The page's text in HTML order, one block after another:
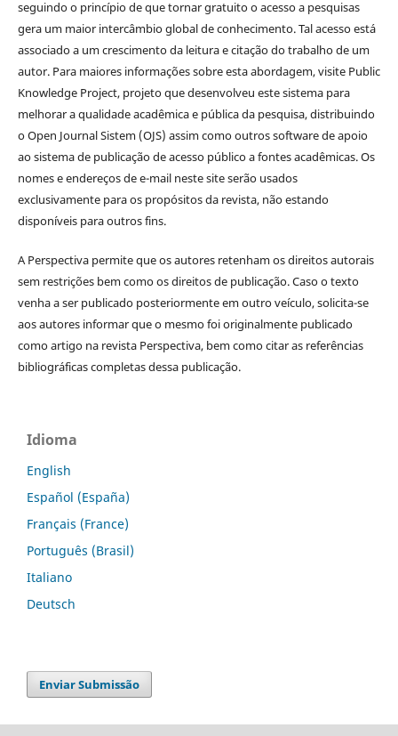
seguindo o princípio de que tornar gratuito o acesso a pesquisas
gera um maior intercâmbio global de conhecimento. Tal acesso está
associado a um crescimento da leitura e citação do trabalho de um
autor. Para maiores informações sobre esta abordagem, visite Public
Knowledge Project, projeto que desenvolveu este sistema para
melhorar a qualidade acadêmica e pública da pesquisa, distribuindo
o Open Journal Sistem (OJS) assim como outros software de apoio
ao sistema de publicação de acesso público a fontes acadêmicas. Os
nomes e endereços de e-mail neste site serão usados
exclusivamente para os propósitos da revista, não estando
disponíveis para outros fins.
A Perspectiva permite que os autores retenham os direitos autorais
sem restrições bem como os direitos de publicação. Caso o texto
venha a ser publicado posteriormente em outro veículo, solicita-se
aos autores informar que o mesmo foi originalmente publicado
como artigo na revista Perspectiva, bem como citar as referências
bibliográficas completas dessa publicação.
Idioma
English
Español (España)
Français (France)
Português (Brasil)
Italiano
Deutsch
Enviar Submissão